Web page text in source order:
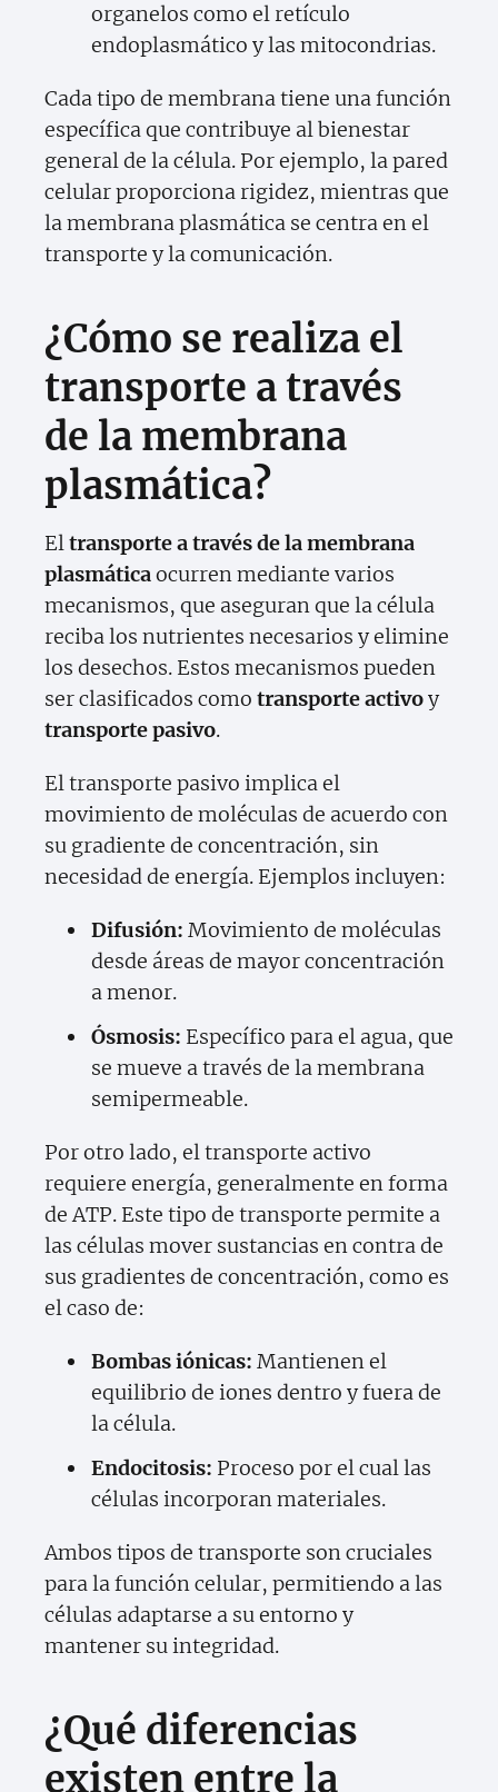
organelos como el retículo
endoplasmático y las mitocondrias.
Cada tipo de membrana tiene una función
específica que contribuye al bienestar
general de la célula. Por ejemplo, la pared
celular proporciona rigidez, mientras que
la membrana plasmática se centra en el
transporte y la comunicación.
¿Cómo se realiza el
transporte a través
de la membrana
plasmática?
Eltransporte a través de la membrana
plasmáticaocurren mediante varios
mecanismos, que aseguran que la célula
reciba los nutrientes necesarios y elimine
los desechos. Estos mecanismos pueden
ser clasificados como transporte activoy
transporte pasivo.
El transporte pasivo implica el
movimiento de moléculas de acuerdo con
su gradiente de concentración, sin
necesidad de energía. Ejemplos incluyen:
Difusión: Movimiento de moléculas
desde áreas de mayor concentración
a menor.
Ósmosis: Específico para el agua, que
se mueve a través de la membrana
semipermeable.
Por otro lado, el transporte activo
requiere energía, generalmente en forma
de ATP. Este tipo de transporte permite a
las células mover sustancias en contra de
sus gradientes de concentración, como es
el caso de:
Bombas iónicas: Mantienen el
equilibrio de iones dentro y fuera de
la célula.
Endocitosis: Proceso por el cual las
células incorporan materiales.
Ambos tipos de transporte son cruciales
para la función celular, permitiendo a las
células adaptarse a su entorno y
mantener su integridad.
¿Qué diferencias
existen entre la